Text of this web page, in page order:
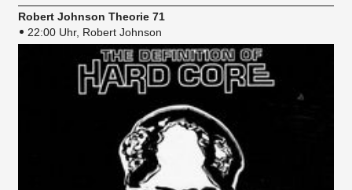
Robert Johnson Theorie 71
22:00 Uhr, Robert Johnson